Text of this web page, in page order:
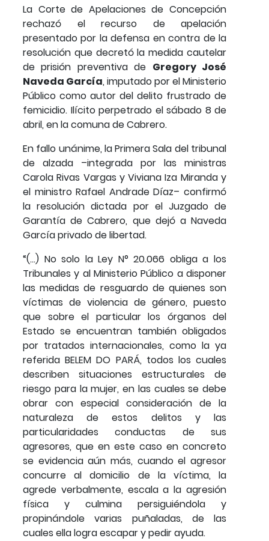
La Corte de Apelaciones de Concepción
rechazó el recurso de apelación
presentado por la defensa en contra de la
resolución que decretó la medida cautelar
de prisión preventiva de Gregory José
Naveda García, imputado por el Ministerio
Público como autor del delito frustrado de
femicidio. Ilícito perpetrado el sábado 8 de
abril, en la comuna de Cabrero.
En fallo unánime, la Primera Sala del tribunal
de alzada –integrada por las ministras
Carola Rivas Vargas y Viviana Iza Miranda y
el ministro Rafael Andrade Díaz– confirmó
la resolución dictada por el Juzgado de
Garantía de Cabrero, que dejó a Naveda
García privado de libertad.
“(…) No solo la Ley N° 20.066 obliga a los
Tribunales y al Ministerio Público a disponer
las medidas de resguardo de quienes son
víctimas de violencia de género, puesto
que sobre el particular los órganos del
Estado se encuentran también obligados
por tratados internacionales, como la ya
referida BELEM DO PARÁ, todos los cuales
describen situaciones estructurales de
riesgo para la mujer, en las cuales se debe
obrar con especial consideración de la
naturaleza de estos delitos y las
particularidades conductas de sus
agresores, que en este caso en concreto
se evidencia aún más, cuando el agresor
concurre al domicilio de la víctima, la
agrede verbalmente, escala a la agresión
física y culmina persiguiéndola y
propinándole varias puñaladas, de las
cuales ella logra escapar y pedir ayuda.